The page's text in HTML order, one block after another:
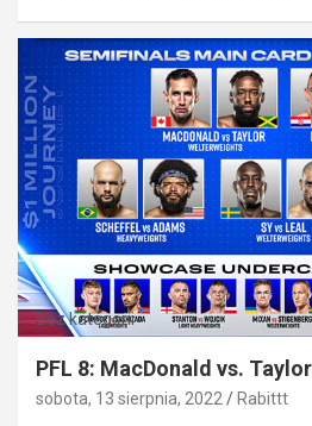
Bez kategorii
PFL 8: MacDonald vs.
sobota, 13 sierpnia, 2022 Rabittt